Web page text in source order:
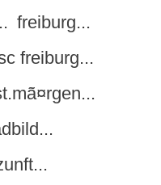
freiburg...
freiburg...